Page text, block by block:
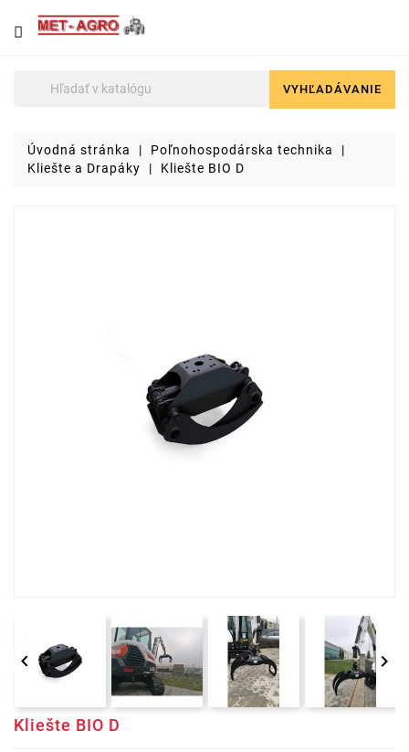
NÁJDETE
U
Lyžice
VYHĽADÁVANIE
Úvodná stránka
Poľnohospodárska technika
Kliešte a Drapáky
Kliešte BIO D
 
Kliešte BIO D